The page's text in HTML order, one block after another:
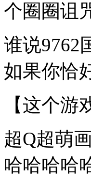
个圈圈诅
谁说9762
如果你恰
【这个
超Q超萌
哈哈哈哈